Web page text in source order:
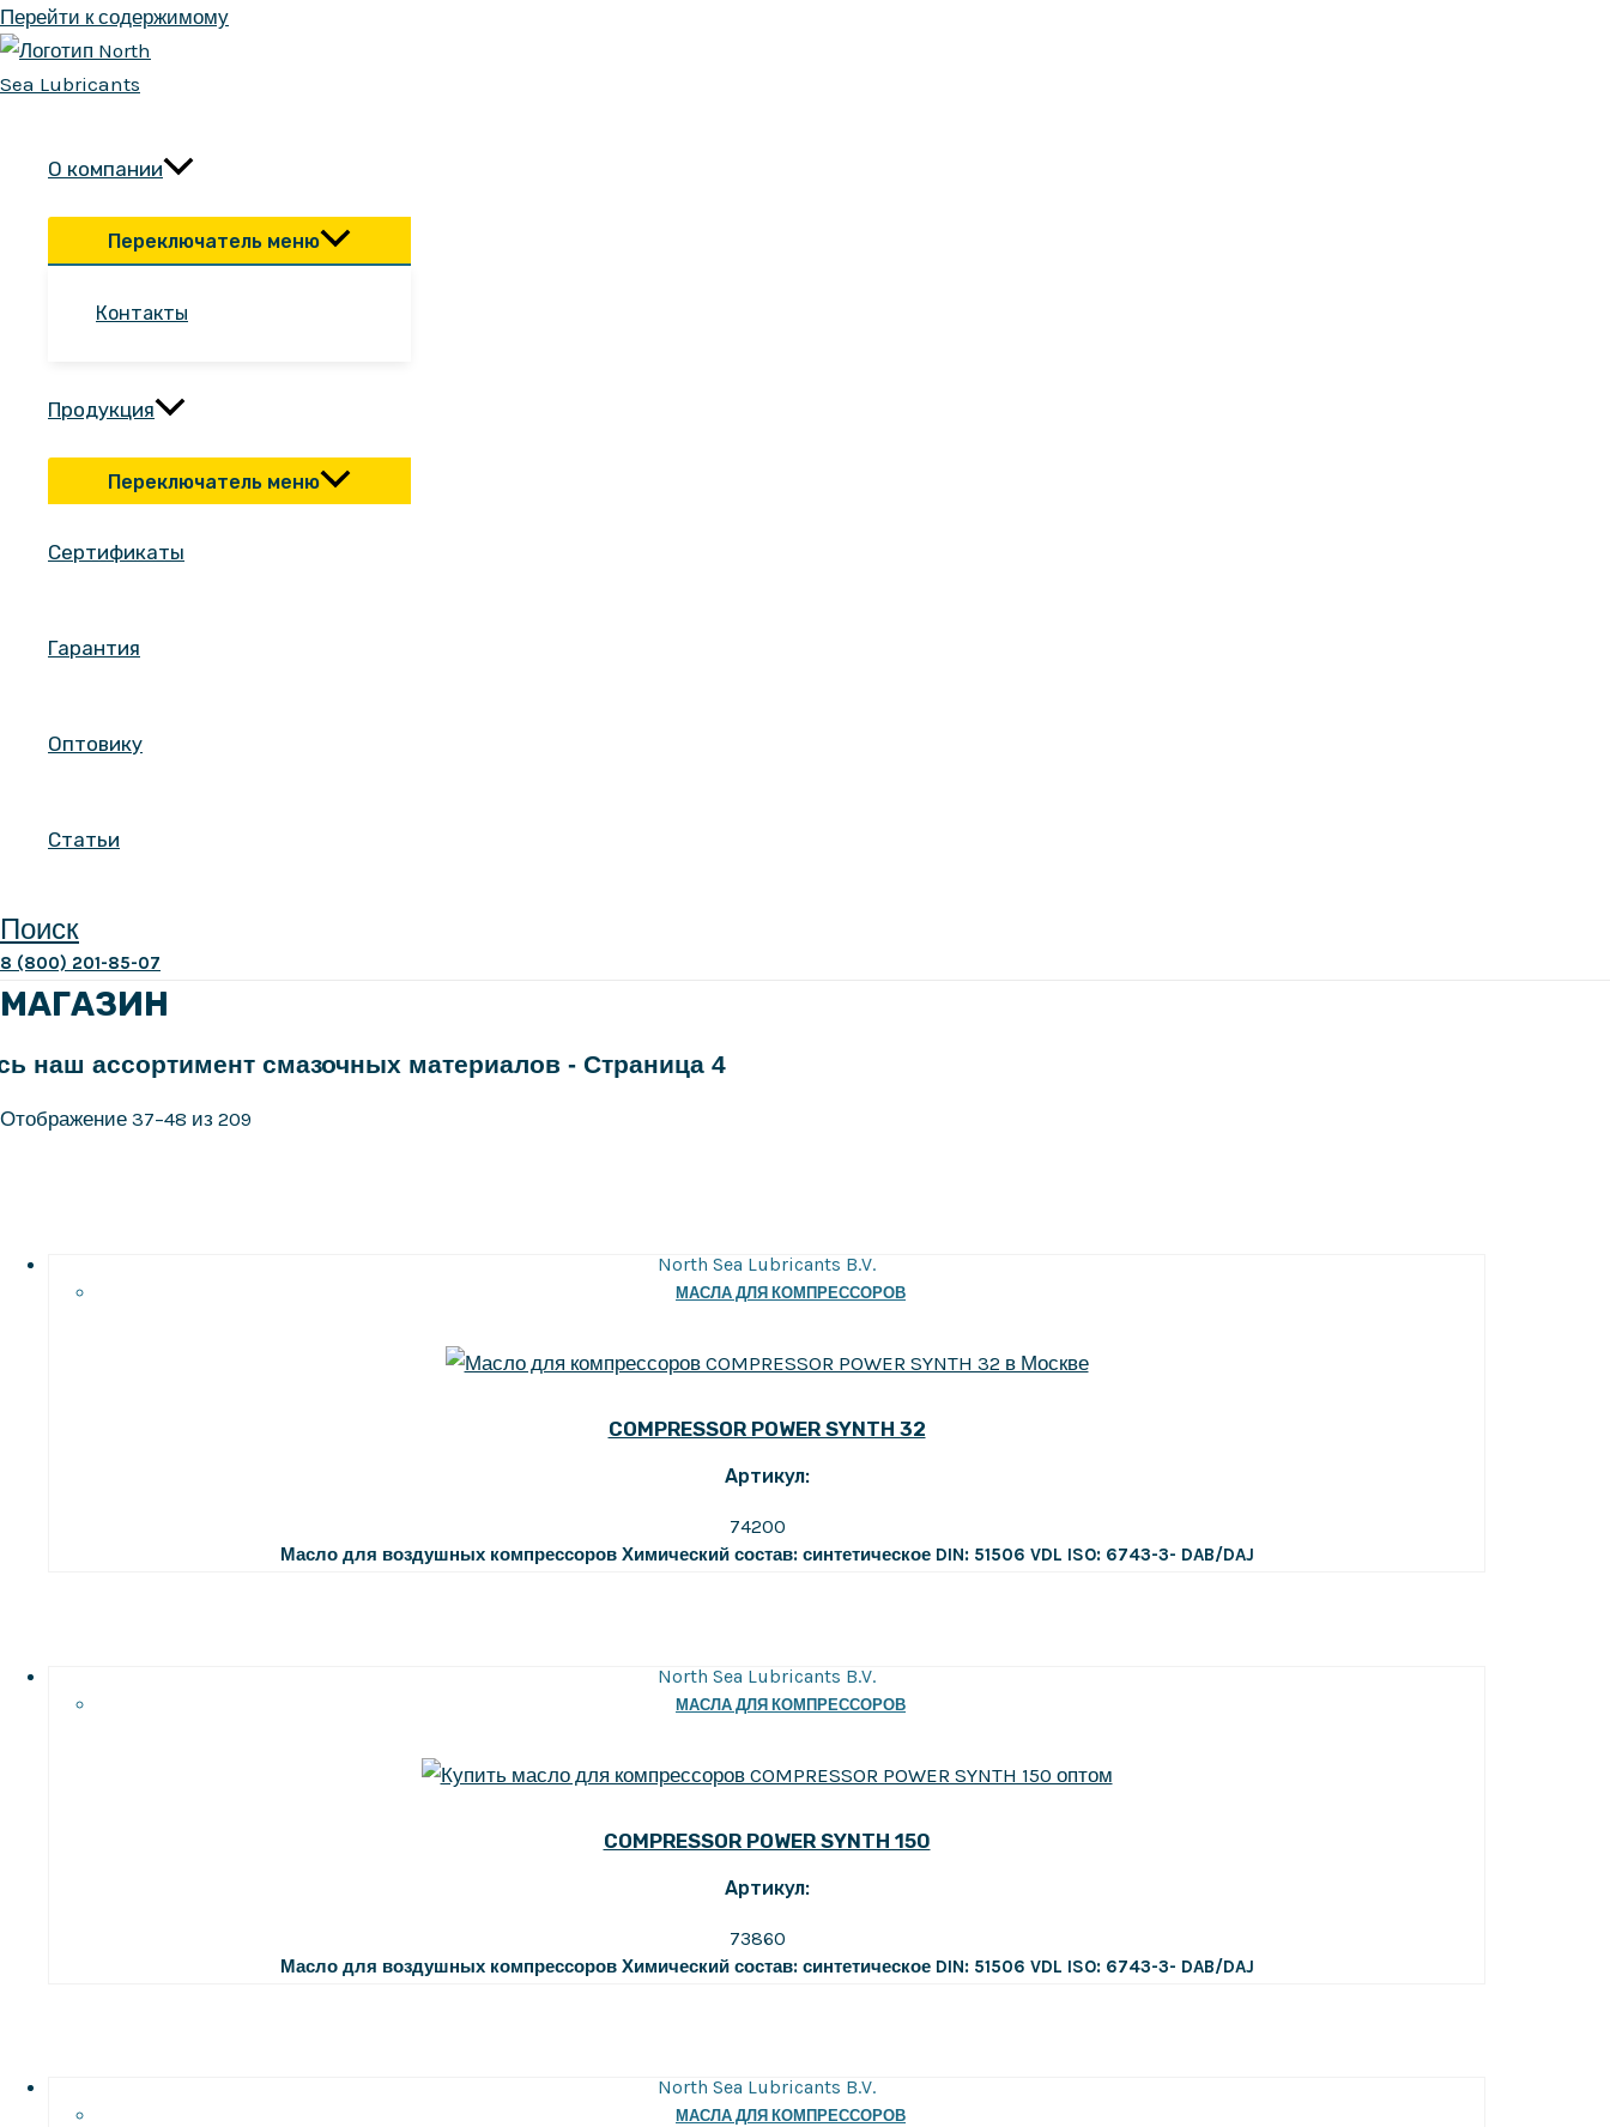
Перейти к содержимому
О компании
Переключатель меню
Контакты
Продукция
Переключатель меню
Сертификаты
Гарантия
Оптовику
Статьи
Поиск
8 (800) 201-85-07
МАГАЗИН
наш ассортимент смазочных материалов - Страница 4
Отображение 37–48 из 209
North Sea Lubricants B.V.
МАСЛА ДЛЯ КОМПРЕССОРОВ
COMPRESSOR POWER SYNTH 32
Артикул:
74200
Масло для воздушных компрессоров Химический состав: синтетическое DIN: 51506 VDL ISO: 6743-3- DAB/DAJ
North Sea Lubricants B.V.
МАСЛА ДЛЯ КОМПРЕССОРОВ
COMPRESSOR POWER SYNTH 150
Артикул:
73860
Масло для воздушных компрессоров Химический состав: синтетическое DIN: 51506 VDL ISO: 6743-3- DAB/DAJ
North Sea Lubricants B.V.
МАСЛА ДЛЯ КОМПРЕССОРОВ